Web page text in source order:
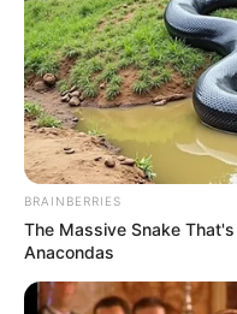
BRAINBERRIES
The Massive Snake
Anacondas